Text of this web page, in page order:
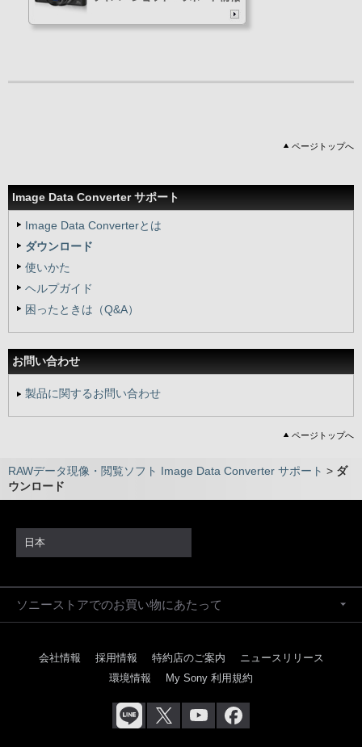
Image Data Converter サポート
Image Data Converterとは
ダウンロード
使いかた
ヘルプガイド
困ったときは（Q&A）
お問い合わせ
製品に関するお問い合わせ
ページトップへ
ページトップへ
RAWデータ現像・閲覧ソフト Image Data Converter サポート > ダ
ウンロード
日本
ソニーストアでのお買い物にあたって
会社情報 採用情報 特約店のご案内
ニュースリリース
環境情報
My Sony 利用規約